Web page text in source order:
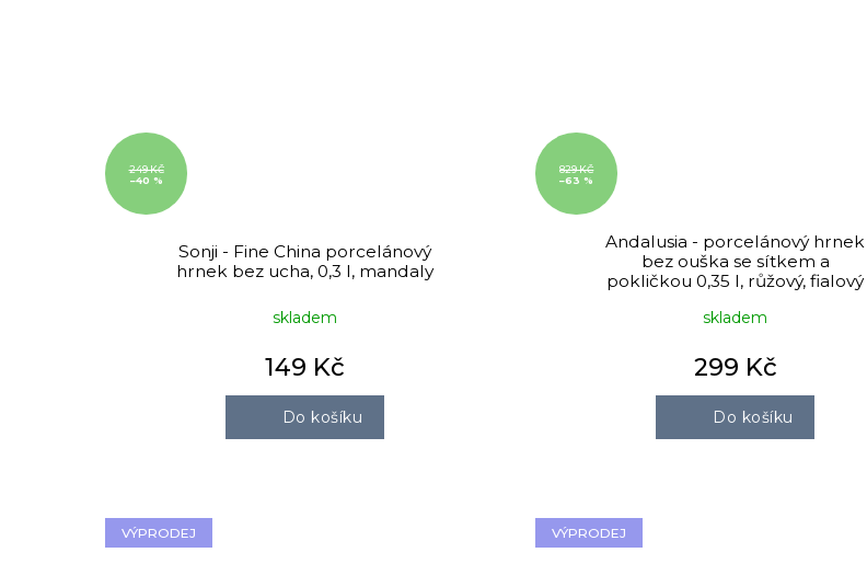
249 KČ
–40 %
Sonji - Fine China porcelánový
hrnek bez ucha, 0,3 l, mandaly
skladem
149 Kč
Do košíku
829 KČ
–63 %
Andalusia - porcelánový hrnek
bez ouška se sítkem a
pokličkou 0,35 l, růžový, fialový
skladem
299 Kč
Do košíku
VÝPRODEJ VÝPRODEJ